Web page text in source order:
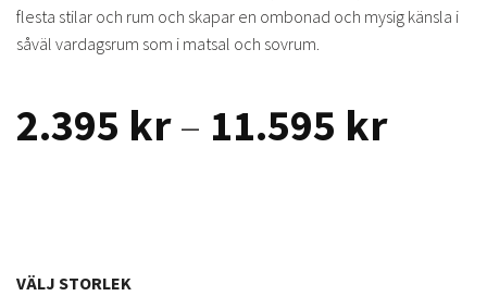
flesta stilar och rum och skapar en ombonad och mysig känsla i
såväl vardagsrum som i matsal och sovrum.
2.395 kr – 11.595 kr
VÄLJ STORLEK